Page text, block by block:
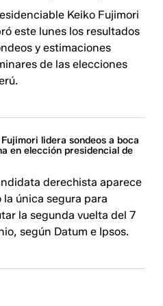
Keiko Fujimori
este lunes los resultados
y estimaciones
de las elecciones
lidera sondeos a boca
en elección presidencial de
derechista aparece
la única segura para
la segunda vuelta del 7
según Datum e Ipsos.